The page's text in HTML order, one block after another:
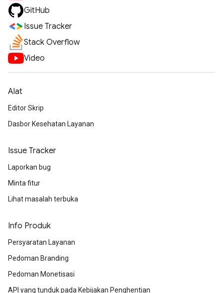
GitHub
Issue Tracker
Stack Overflow
Video
Alat
Editor Skrip
Dasbor Kesehatan Layanan
Issue Tracker
Laporkan bug
Minta fitur
Lihat masalah terbuka
Info Produk
Persyaratan Layanan
Pedoman Branding
Pedoman Monetisasi
API yang tunduk pada Kebijakan Penghentian